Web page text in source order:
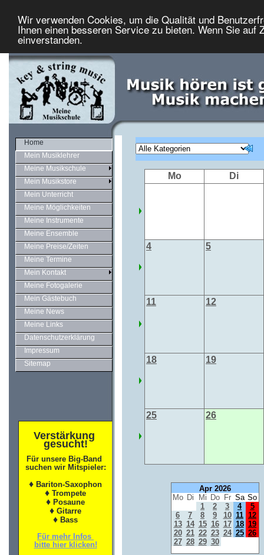
Wir verwenden Cookies, um die Qualität und
Ihnen einen besseren Service zu bieten. Wenn Sie
einverstanden.
Home
Mein Musiklehrer
Meine Musikschule
Mein Musikstore
Mein Unterricht
Meine Möglichkeiten
Meine Instrumente
Meine Ensemble
Meine Preise/Zeiten
Meine Termine
Mein Kontakt
Meine Fotogalerie
Mein Gästebuch
Meine News
Meine Links
Datenschutzerklärung
Impressum
Sitemap
Verstärkung
gesucht!
Für unsere Big-Band
suchen wir Mitspieler:
♦ Bariton-Saxophon
♦ Trompete
♦ Posaune
♦ Gitarre
♦ Bass
Für mehr Infos
bitte hier klicken!
Mo Di
4 5
11 12
18 19
25 26
Apr 2026
Mo Di Mi Do Fr Sa So
1
2 3 4
5
6
7 8 9 10 11 12
13 14 15 16 17 18 19
20 21 22 23 24 25 26
27 28 29 30